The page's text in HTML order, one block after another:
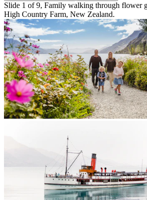
Slide 1 of 9, Family walking through flower
High Country Farm, New Zealand.